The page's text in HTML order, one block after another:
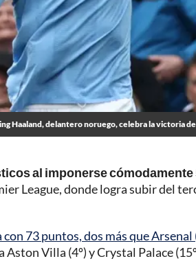
Haaland, delantero noruego, celebra la victoria
al imponerse cómodamente
League, donde logra subir del
73 puntos, dos más que Arsenal
Villa (4º) y Crystal Palace